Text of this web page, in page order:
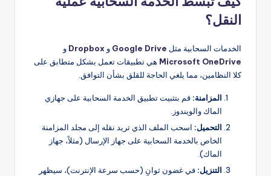
النقل؟
الخدمات السحابية مثل Google Drive و Dropbox و
Microsoft OneDrive هي تطبيقات تعمل بشكل متطابق على
كلا النظامين، مما يلغي الحاجة للقلق بشأن التوافق.
المزامنة: قم بتثبيت تطبيق الخدمة السحابية على جهازي
الماك والويندوز.
التحميل: اسحب الملف الذي تريد نقله إلى مجلد المزامنة
الخاص بالخدمة السحابية على جهاز الإرسال (مثلاً، جهاز
الماك).
التنزيل: في غضون ثوانٍ (حسب سرعة الإنترنت)، سيظهر